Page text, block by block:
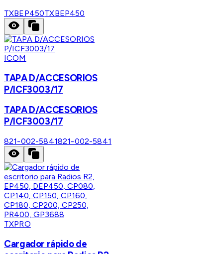
TXBEP450TXBEP450
ICOM
TAPA D/ACCESORIOS
P/ICF3003/17
TAPA D/ACCESORIOS
P/ICF3003/17
821-002-5841821-002-5841
TXPRO
Cargador rápido de